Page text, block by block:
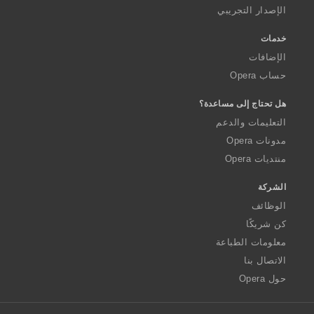
الإصدار التجريبي
خدمات
الإضافات
حساب Opera
هل تحتاج إلى مساعدة؟
التعليمات والدعم
مدونات Opera
منتديات Opera
الشركة
الوظائف
كن شريكًا
معلومات الطباعة
الاتصال بنا
حول Opera